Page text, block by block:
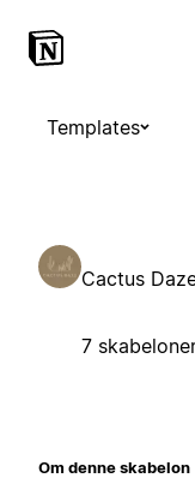
Templates
Cactus
7
Om denne skabelon